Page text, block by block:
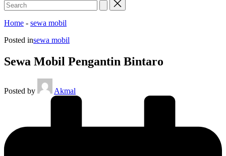
Home - sewa mobil
Posted insewa mobil
Sewa Mobil Pengantin Bintaro
Posted by Akmal